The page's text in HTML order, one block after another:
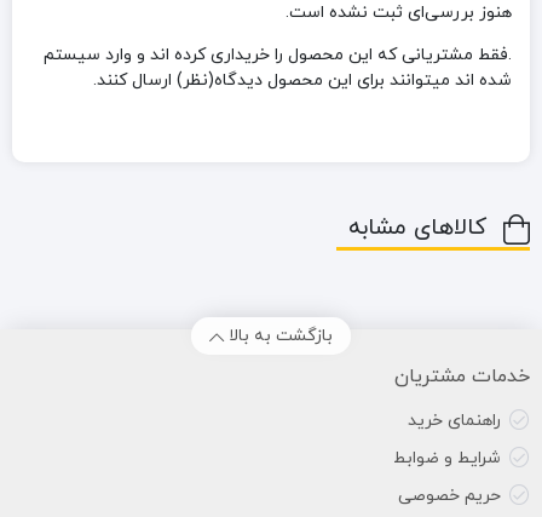
هنوز بررسی‌ای ثبت نشده است.
.فقط مشتریانی که این محصول را خریداری کرده اند و وارد سیستم
شده اند میتوانند برای این محصول دیدگاه(نظر) ارسال کنند.
کالاهای مشابه
بازگشت به بالا
خدمات مشتریان
راهنمای خرید
شرایط و ضوابط
حریم خصوصی